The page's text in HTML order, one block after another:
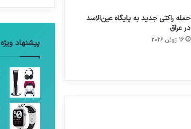
حمله راکتی جدید به پایگاه عین‌الاسد
در عراق
16 ژوئن 2026 پیشنهاد ویژه